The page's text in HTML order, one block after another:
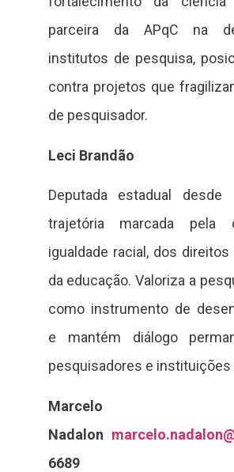
parceira da APqC na
institutos de pesquisa,
contra projetos que
de pesquisador.
Leci Brandão
Deputada estadual desde
trajetória marcada pela
igualdade racial, dos
da educação. Valoriza a
como instrumento de
e mantém diálogo
pesquisadores e
Marcelo
Nadalon
6689